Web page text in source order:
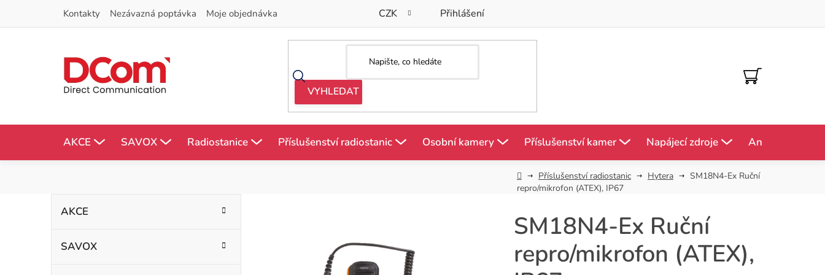
Kontakty Nezávazná poptávka Moje objednávka CZK Přihlášení
NÁKUPNÍ
KOŠÍK
AKCE SAVOX Radiostanice Příslušenství radiostanic Osobní kamery Příslušenství kamer Napájecí zdroje Antény
DomůPříslušenství radiostanic Hytera
SM18N4-Ex Ruční
repro/mikrofon (ATEX), IP67
P
kategorie
AKCE
SAVOX
SM18N4-Ex Ruční
repro/mikrofon (ATEX),